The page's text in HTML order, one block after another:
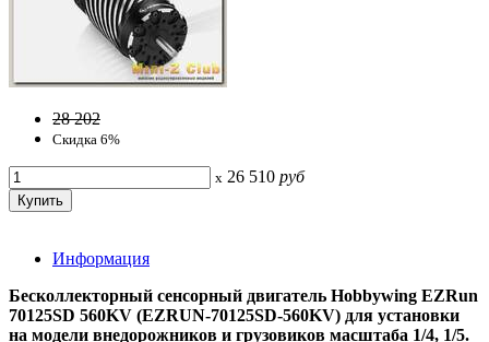
28 202
Скидка 6%
x 26 510 руб
Информация
Бесколлекторный сенсорный двигатель Hobbywing EZRun
70125SD 560KV (EZRUN-70125SD-560KV) для установки
на модели внедорожников и грузовиков масштаба 1/4, 1/5.